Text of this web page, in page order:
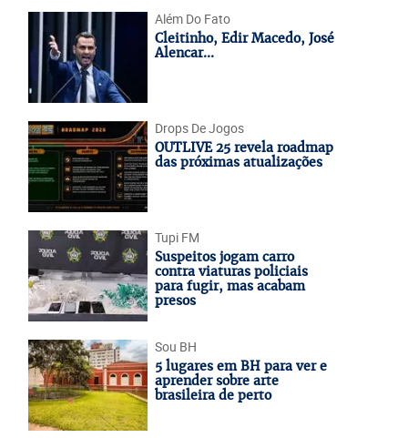
Além Do Fato
Cleitinho, Edir Macedo, José
Alencar...
Drops De Jogos
OUTLIVE 25 revela roadmap
das próximas atualizações
Tupi FM
Suspeitos jogam carro
contra viaturas policiais
para fugir, mas acabam
presos
Sou BH
5 lugares em BH para ver e
aprender sobre arte
brasileira de perto